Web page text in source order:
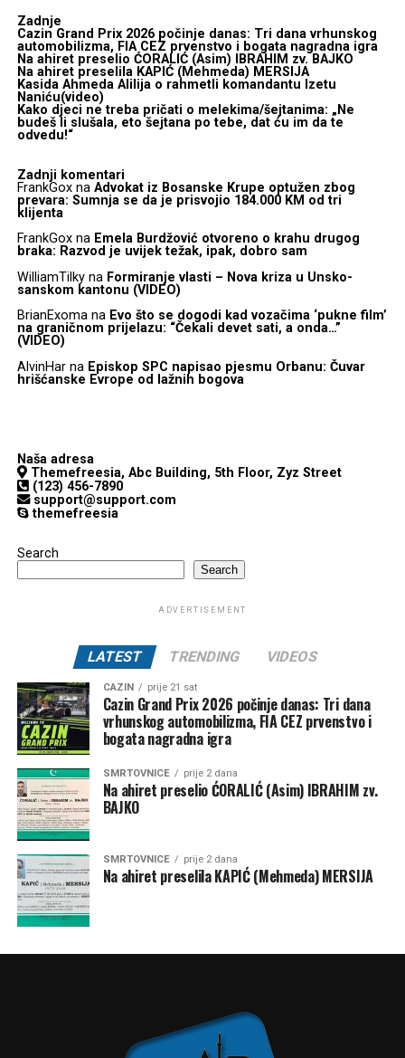
Zadnje
Cazin Grand Prix 2026 počinje danas: Tri dana vrhunskog
automobilizma, FIA CEZ prvenstvo i bogata nagradna igra
Na ahiret preselio ĆORALIĆ (Asim) IBRAHIM zv. BAJKO
Na ahiret preselila KAPIĆ (Mehmeda) MERSIJA
Kasida Ahmeda Alilija o rahmetli komandantu Izetu
Naniću(video)
Kako djeci ne treba pričati o melekima/šejtanima: „Ne
budeš li slušala, eto šejtana po tebe, dat ću im da te
odvedu!“
Zadnji komentari
FrankGoxna Advokat iz Bosanske Krupe optužen zbog
prevara: Sumnja se da je prisvojio 184.000 KM od tri
klijenta
FrankGoxna Emela Burdžović otvoreno o krahu drugog
braka: Razvod je uvijek težak, ipak, dobro sam
WilliamTilkyna Formiranje vlasti – Nova kriza u Unsko-
sanskom kantonu (VIDEO)
BrianExomana Evo što se dogodi kad vozačima ‘pukne film’
na graničnom prijelazu: “Čekali devet sati, a onda…”
(VIDEO)
AlvinHarna Episkop SPC napisao pjesmu Orbanu: Čuvar
hrišćanske Evrope od lažnih bogova
Naša adresa
Themefreesia, Abc Building, 5th Floor, Zyz Street
(123) 456-7890
support@support.com
themefreesia
Search
Search
ADVERTISEMENT
LATEST TRENDING VIDEOS
CAZIN prije 21 sat
Cazin Grand Prix 2026 počinje danas: Tri dana
vrhunskog automobilizma, FIA CEZ prvenstvo i
bogata nagradna igra
SMRTOVNICE prije 2 dana
Na ahiret preselio ĆORALIĆ (Asim) IBRAHIM zv.
BAJKO
SMRTOVNICE prije 2 dana
Na ahiret preselila KAPIĆ (Mehmeda) MERSIJA